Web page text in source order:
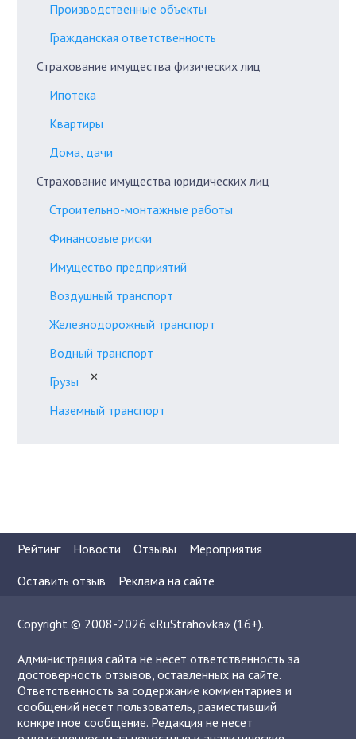
Производственные объекты
Гражданская ответственность
Страхование имущества физических лиц
Ипотека
Квартиры
Дома, дачи
Страхование имущества юридических лиц
Строительно-монтажные работы
Финансовые риски
Имущество предприятий
Воздушный транспорт
Железнодорожный транспорт
Водный транспорт
Грузы
✕
Наземный транспорт
Рейтинг Новости Отзывы
Мероприятия
Оставить отзыв
Реклама на сайте
Copyright © 2008-2026 «RuStrahovka» (16+).
Администрация сайта не несет ответственность за
достоверность отзывов, оставленных на сайте.
Ответственность за содержание комментариев и
сообщений несет пользователь, разместивший
конкретное сообщение. Редакция не несет